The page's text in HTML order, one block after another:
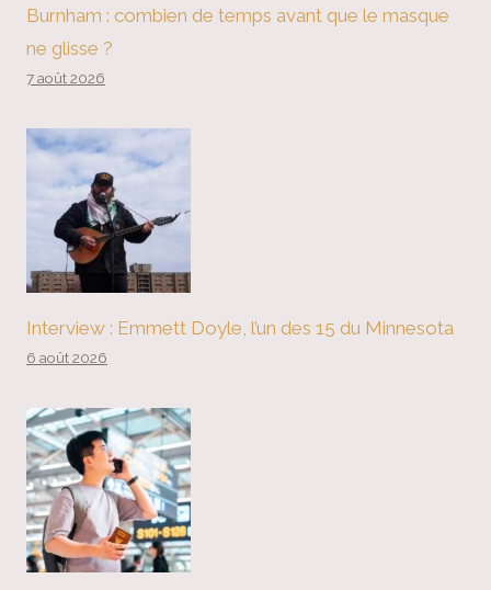
Burnham : combien de temps avant que le masque
ne glisse ?
7 août 2026
Interview : Emmett Doyle, l’un des 15 du Minnesota
6 août 2026